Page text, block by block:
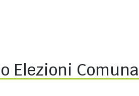
Elezioni